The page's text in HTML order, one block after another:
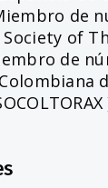
de
Society of
de